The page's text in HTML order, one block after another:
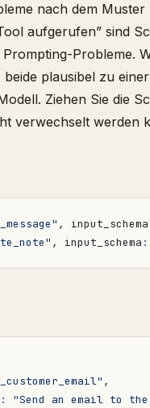
nach dem Muster
aufgerufen” sind
Probleme.
beide plausibel zu
Ziehen Sie die
verwechselt werden
, input_schema
, input_schema :
,
:
"Send an email to